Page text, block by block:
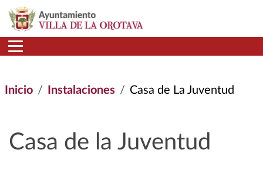
Pasar al contenido principal
Inicio Instalaciones Casa de La Juventud
Casa de la Juventud